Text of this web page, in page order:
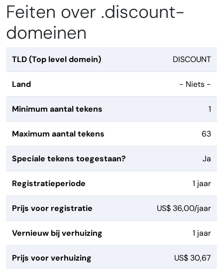
Feiten over .discount-
domeinen
TLD (Top level domein) DISCOUNT
Land - Niets -
Minimum aantal tekens 1
Maximum aantal tekens 63
Speciale tekens toegestaan? Ja
Registratieperiode 1 jaar
Prijs voor registratie US$ 36,00/jaar
Vernieuw bij verhuizing 1 jaar
Prijs voor verhuizing US$ 30,67